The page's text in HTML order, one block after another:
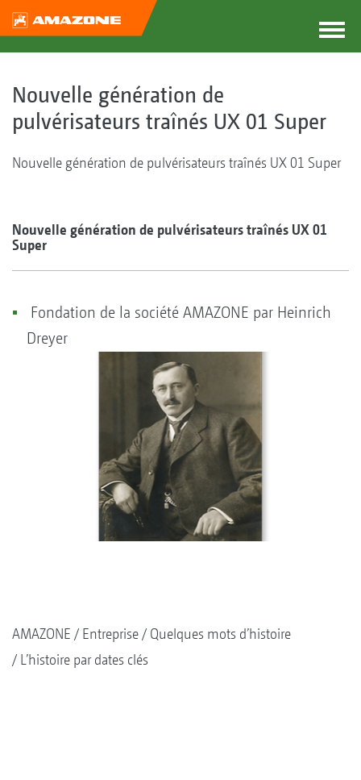
Nouvelle génération de
pulvérisateurs traînés UX 01 Super
Nouvelle génération de pulvérisateurs traînés UX 01 Super
Nouvelle génération de pulvérisateurs traînés UX 01
Super
Fondation de la société AMAZONE par Heinrich
Dreyer
AMAZONE Entreprise
Quelques mots d’histoire
L’histoire par dates clés